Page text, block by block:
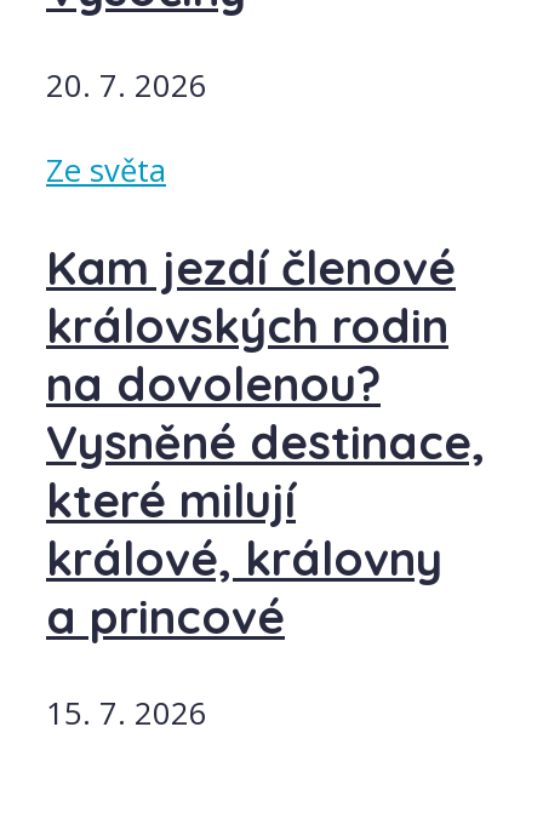
20. 7. 2026
Ze světa
Kam jezdí členové
královských rodin
na dovolenou?
Vysněné destinace,
které milují
králové, královny
a princové
15. 7. 2026